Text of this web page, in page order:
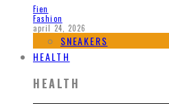
Fien
Fashion
april 24, 2026
SNEAKERS
HEALTH
HEALTH